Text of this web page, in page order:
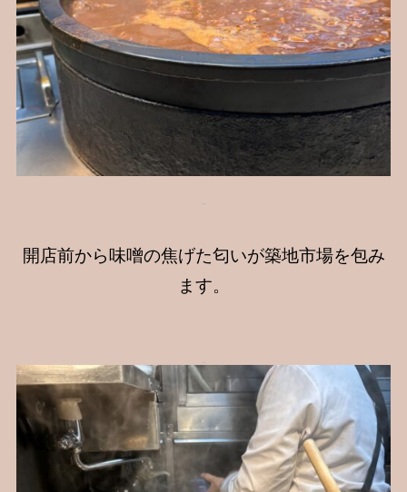
開店前から味噌の焦げた匂いが築地市場を包み
ます。